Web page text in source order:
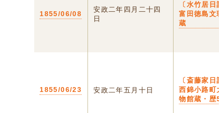
1855/06/08
安政二年四月二十四
日
〔水竹居
富田徳島文
蔵
1855/06/23 安政二年五月十日
〔斎藤家
西錦小路町
物館蔵・歴